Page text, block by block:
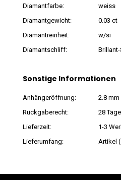
Diamantfarbe:
weiss
Diamantgewicht:
0.03 ct
Diamantreinheit:
w/si
Diamantschliff:
Sonstige Informationen
Anhängeröffnung:
2.8 mm
Rückgaberecht:
28 Tage
Lieferzeit:
1-3
Lieferumfang:
Artikel